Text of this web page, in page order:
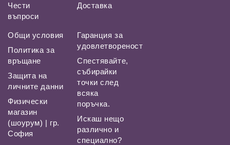
Чести
въпроси
Доставка
Общи условия
Политика за
връщане
Защита на
личните данни
Физически
магазин
(шоурум) | гр.
София
Гаранция за
удовлетвореност
Спестявайте,
събирайки
точки след
всяка
поръчка.
Искаш нещо
различно и
специално?